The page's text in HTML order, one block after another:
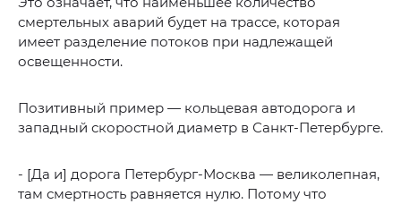
смертельных аварий будет на трассе, которая
имеет разделение потоков при надлежащей
освещенности.
Позитивный пример — кольцевая автодорога и
западный скоростной диаметр в Санкт-Петербурге.
- [Да и] дорога Петербург-Москва — великолепная,
там смертность равняется нулю. Потому что